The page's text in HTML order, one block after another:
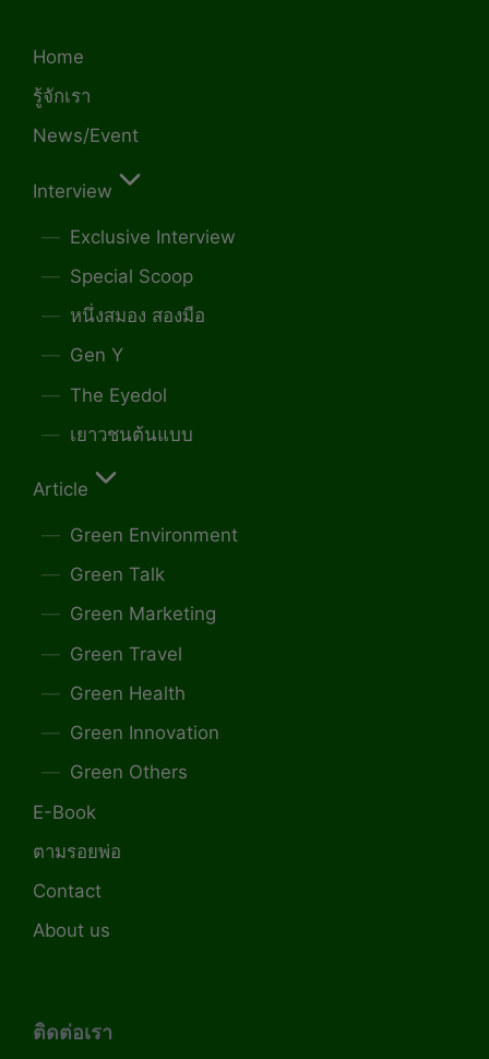
Home
รู้จักเรา
News/Event
Interview
Exclusive Interview
Special Scoop
หนึ่งสมอง สองมือ
Gen Y
The Eyedol
เยาวชนต้นแบบ
Article
Green Environment
Green Talk
Green Marketing
Green Travel
Green Health
Green Innovation
Green Others
E-Book
ตามรอยพ่อ
Contact
About us
ติดต่อเรา